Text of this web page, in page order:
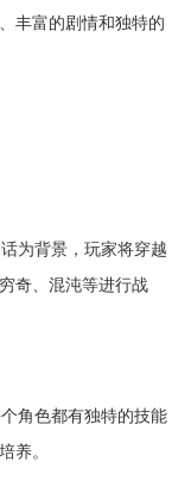
丰富的剧情和独特的
为背景，玩家将穿越
奇、混沌等进行战
角色都有独特的技能
养。